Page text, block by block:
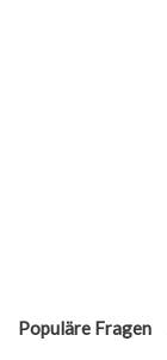
Populäre Fragen